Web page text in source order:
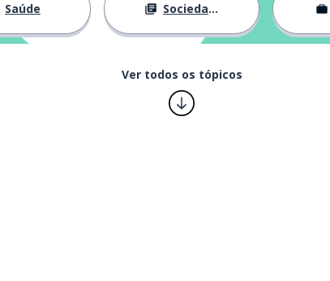
Saúde Sociedade
Ver todos os tópicos